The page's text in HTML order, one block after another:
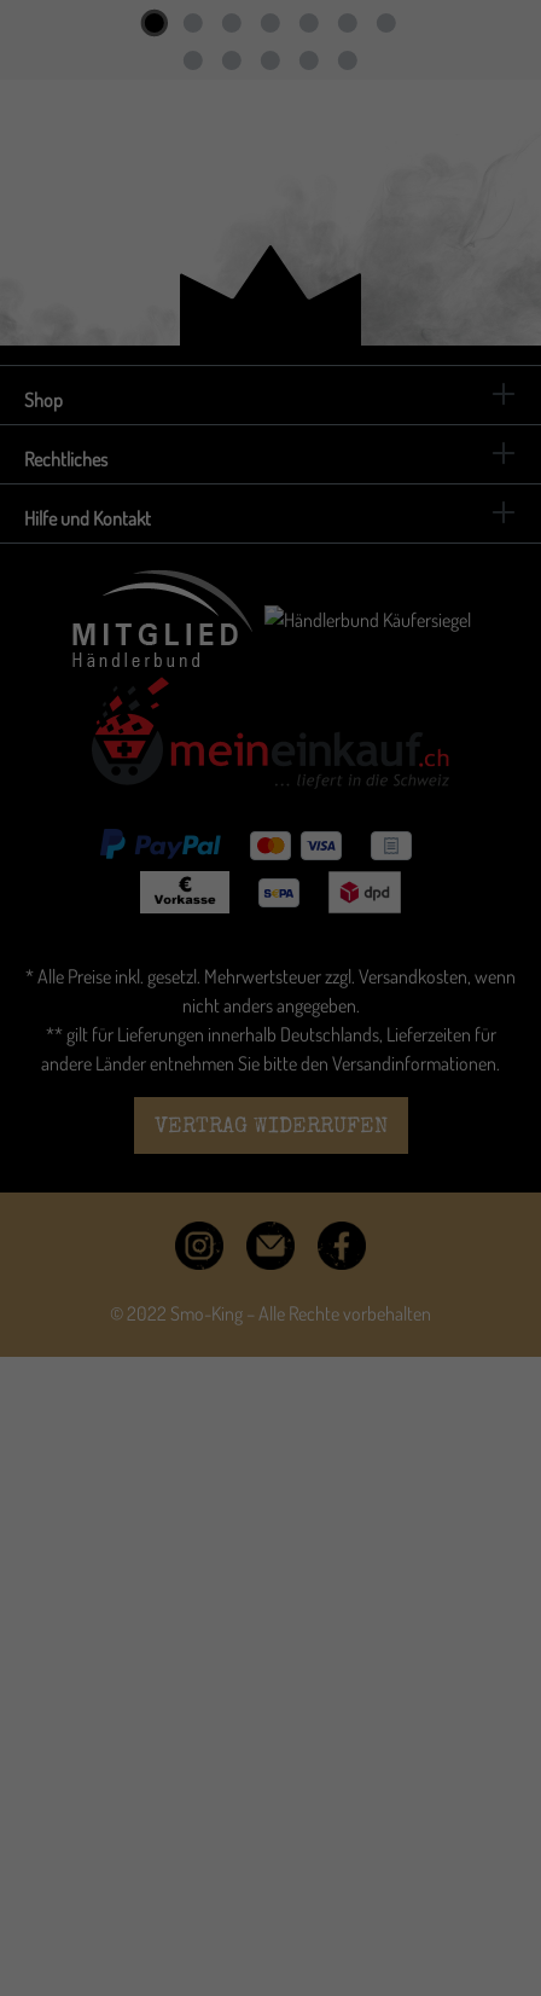
Lachs kalt räuchern: In fünf einfachen Schritten
Shop
Rechtliches
Hilfe und Kontakt
* Alle Preise inkl. gesetzl. Mehrwertsteuer zzgl. Versandkosten, wenn
nicht anders angegeben.
** gilt für Lieferungen innerhalb Deutschlands, Lieferzeiten für
andere Länder entnehmen Sie bitte den Versandinformationen.
VERTRAG WIDERRUFEN
© 2022 Smo-King – Alle Rechte vorbehalten